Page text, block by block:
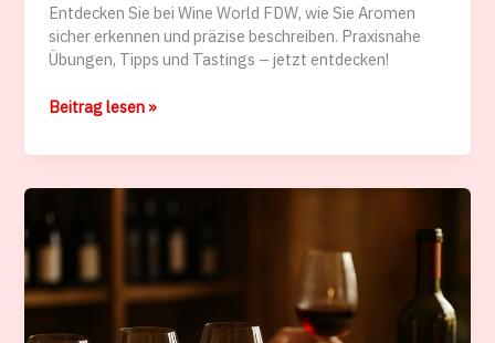
Entdecken Sie bei Wine World FDW, wie Sie Aromen
sicher erkennen und präzise beschreiben. Praxisnahe
Übungen, Tipps und Tastings – jetzt entdecken!
Aromen
und
–
Wine
FDW
Beitrag lesen »